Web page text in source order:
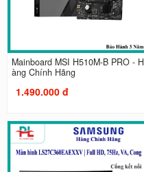
Mainboard MSI H510M-B PRO - H
àng Chính Hãng
1.490.000 đ